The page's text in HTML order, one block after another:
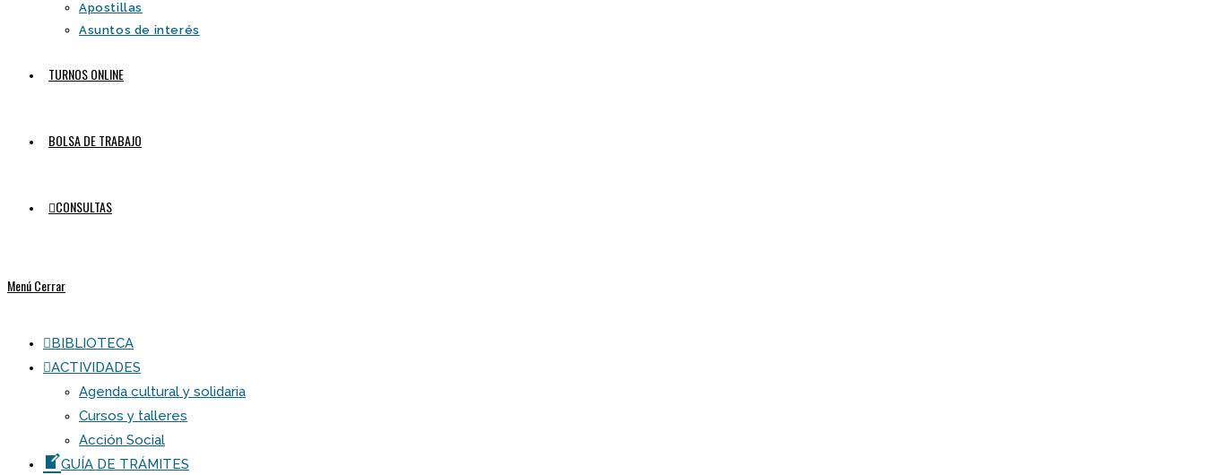
Apostillas
Asuntos de interés
TURNOS ONLINE
BOLSA DE TRABAJO
CONSULTAS
MenúCerrar
BIBLIOTECA
ACTIVIDADES
Agenda cultural y solidaria
Cursos y talleres
Acción Social
GUÍA DE TRÁMITES